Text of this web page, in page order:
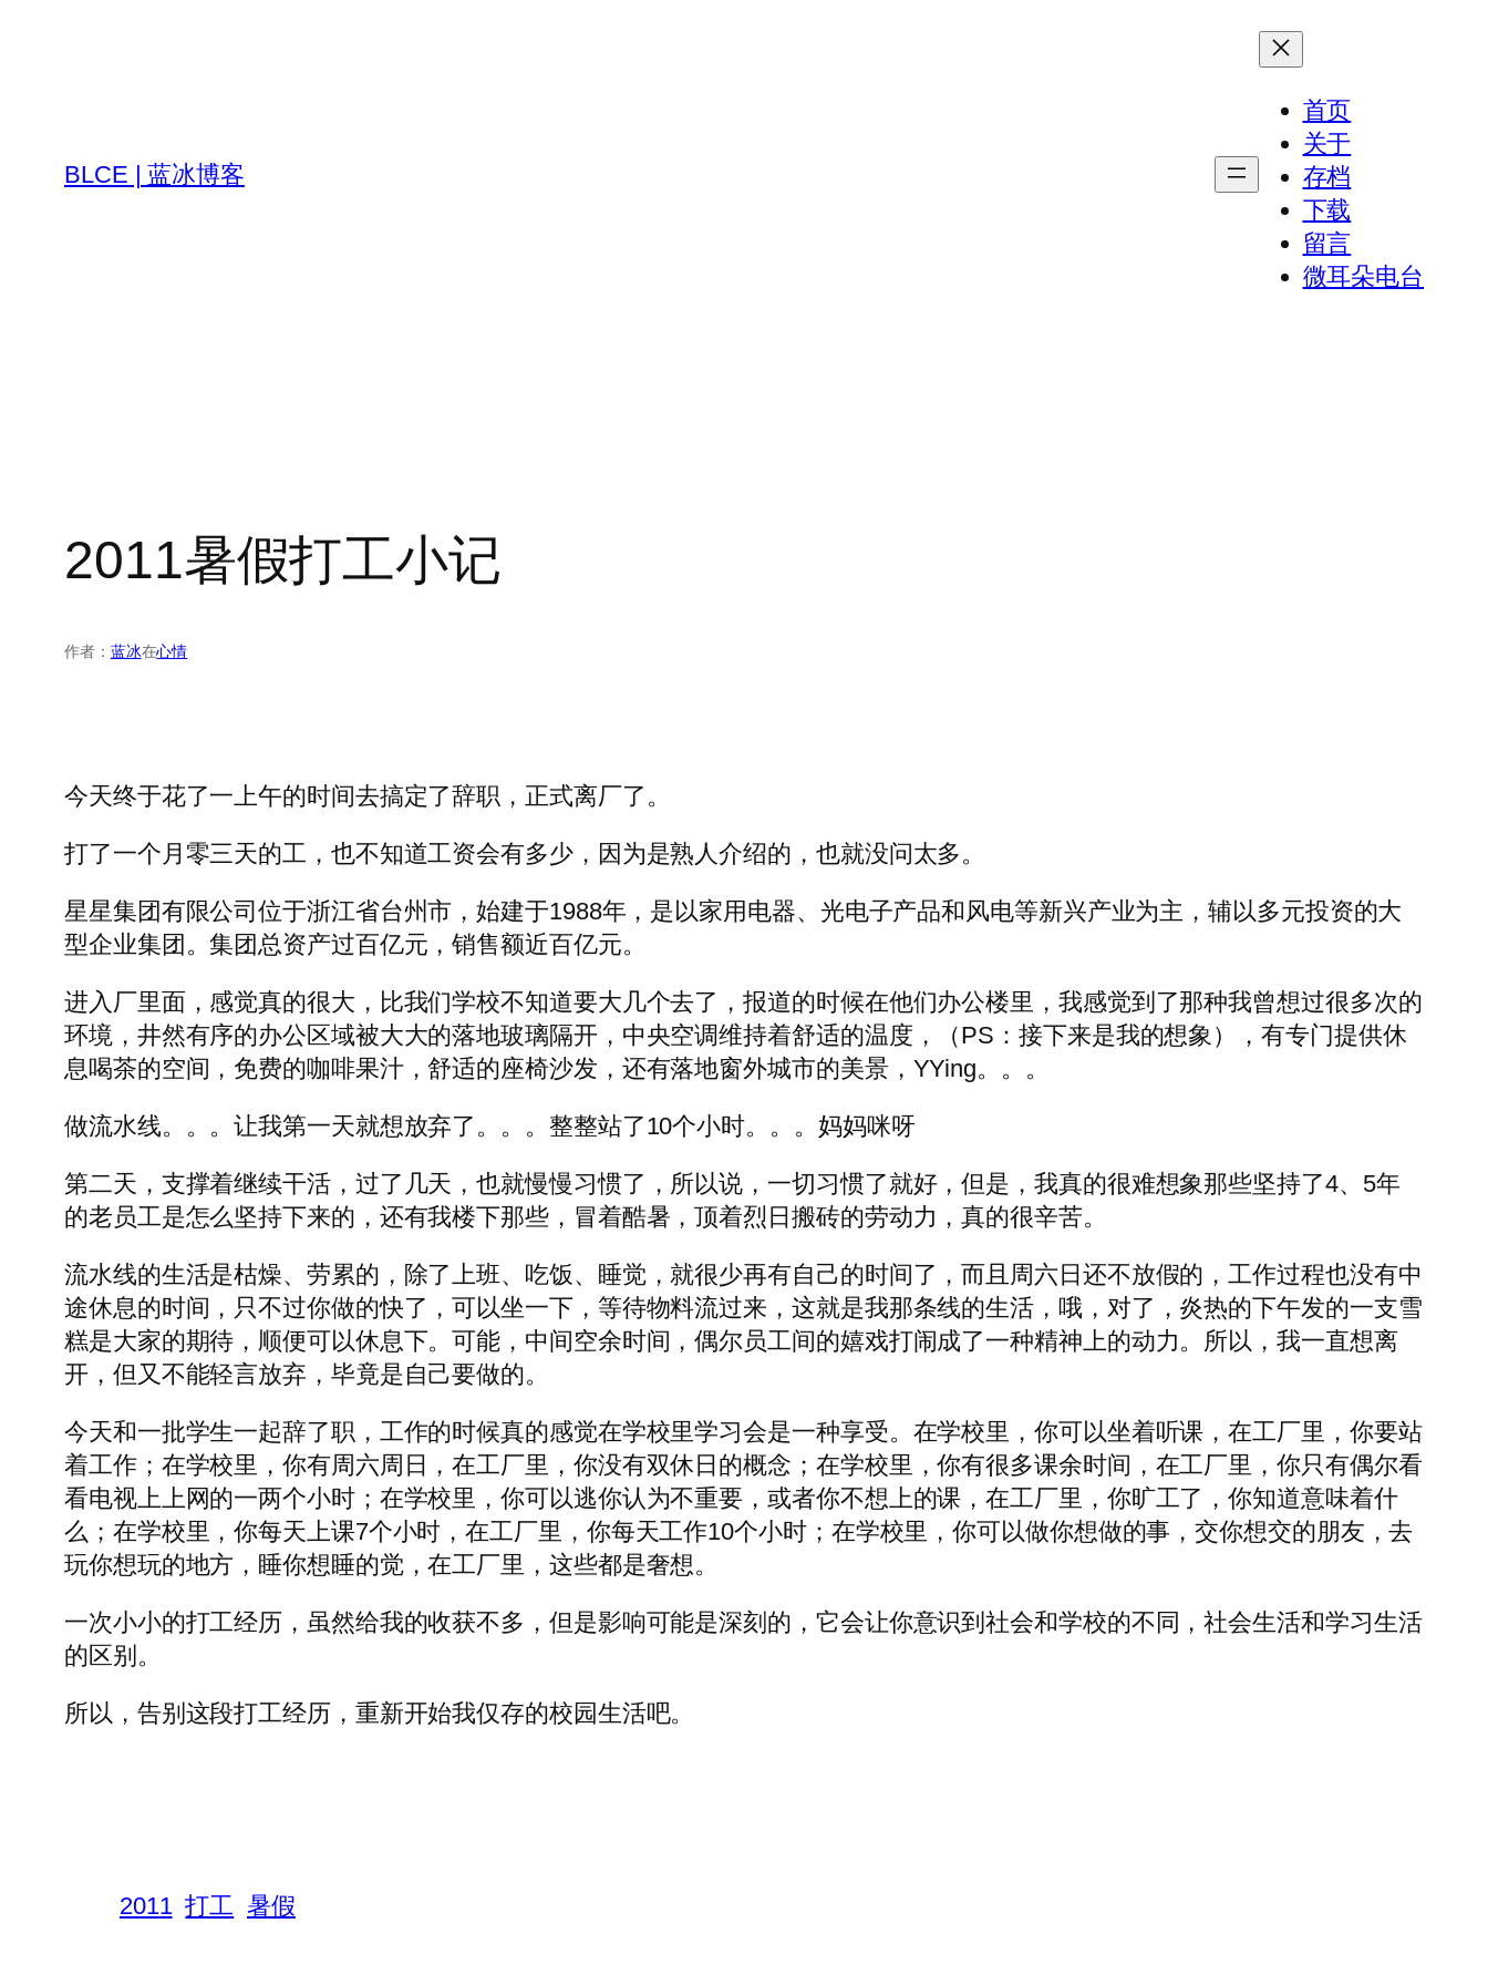
BLCE | 蓝冰博客
首页
关于
存档
下载
留言
微耳朵电台
2011暑假打工小记
作者： 蓝冰在心情
今天终于花了一上午的时间去搞定了辞职，正式离厂了。
打了一个月零三天的工，也不知道工资会有多少，因为是熟人介绍的，也就没问太多。
星星集团有限公司位于浙江省台州市，始建于1988年，是以家用电器、光电子产品和风电等新兴产业为主，辅以多元投资的大
型企业集团。集团总资产过百亿元，销售额近百亿元。
进入厂里面，感觉真的很大，比我们学校不知道要大几个去了，报道的时候在他们办公楼里，我感觉到了那种我曾想过很多次的
环境，井然有序的办公区域被大大的落地玻璃隔开，中央空调维持着舒适的温度，（PS：接下来是我的想象），有专门提供休
息喝茶的空间，免费的咖啡果汁，舒适的座椅沙发，还有落地窗外城市的美景，YYing。。。
做流水线。。。让我第一天就想放弃了。。。整整站了10个小时。。。妈妈咪呀
第二天，支撑着继续干活，过了几天，也就慢慢习惯了，所以说，一切习惯了就好，但是，我真的很难想象那些坚持了4、5年
的老员工是怎么坚持下来的，还有我楼下那些，冒着酷暑，顶着烈日搬砖的劳动力，真的很辛苦。
流水线的生活是枯燥、劳累的，除了上班、吃饭、睡觉，就很少再有自己的时间了，而且周六日还不放假的，工作过程也没有中
途休息的时间，只不过你做的快了，可以坐一下，等待物料流过来，这就是我那条线的生活，哦，对了，炎热的下午发的一支雪
糕是大家的期待，顺便可以休息下。可能，中间空余时间，偶尔员工间的嬉戏打闹成了一种精神上的动力。所以，我一直想离
开，但又不能轻言放弃，毕竟是自己要做的。
今天和一批学生一起辞了职，工作的时候真的感觉在学校里学习会是一种享受。在学校里，你可以坐着听课，在工厂里，你要站
着工作；在学校里，你有周六周日，在工厂里，你没有双休日的概念；在学校里，你有很多课余时间，在工厂里，你只有偶尔看
看电视上上网的一两个小时；在学校里，你可以逃你认为不重要，或者你不想上的课，在工厂里，你旷工了，你知道意味着什
么；在学校里，你每天上课7个小时，在工厂里，你每天工作10个小时；在学校里，你可以做你想做的事，交你想交的朋友，去
玩你想玩的地方，睡你想睡的觉，在工厂里，这些都是奢想。
一次小小的打工经历，虽然给我的收获不多，但是影响可能是深刻的，它会让你意识到社会和学校的不同，社会生活和学习生活
的区别。
所以，告别这段打工经历，重新开始我仅存的校园生活吧。
2011 打工 暑假